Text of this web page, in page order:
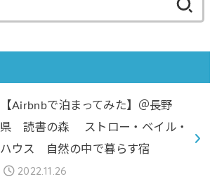
索:
【Airbnbで泊まってみた】＠長野
県 読書の森 ストロー・ベイル・
ハウス 自然の中で暮らす宿
2022.11.26